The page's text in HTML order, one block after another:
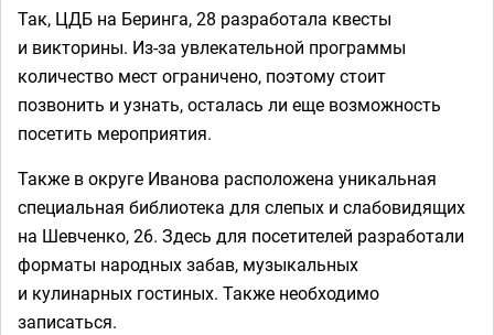
Так, ЦДБ на Беринга, 28 разработала квесты
и викторины. Из-за увлекательной программы
количество мест ограничено, поэтому стоит
позвонить и узнать, осталась ли еще возможность
посетить мероприятия.
Также в округе Иванова расположена уникальная
специальная библиотека для слепых и слабовидящих
на Шевченко, 26. Здесь для посетителей разработали
форматы народных забав, музыкальных
и кулинарных гостиных. Также необходимо
записаться.